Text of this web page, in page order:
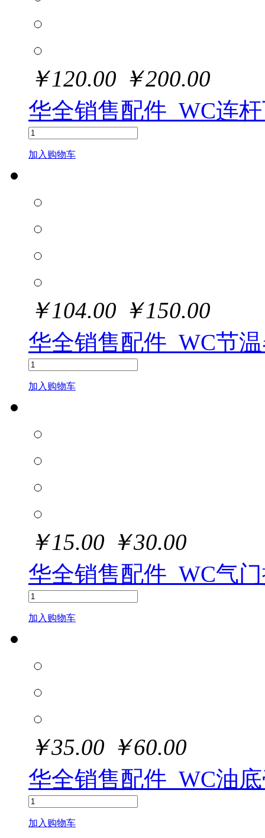
￥120.00 ￥200.00
华全销售配件_WC连
加入购物车
￥104.00 ￥150.00
华全销售配件_WC节
加入购物车
￥15.00 ￥30.00
华全销售配件_WC气
加入购物车
￥35.00 ￥60.00
华全销售配件_WC油
加入购物车